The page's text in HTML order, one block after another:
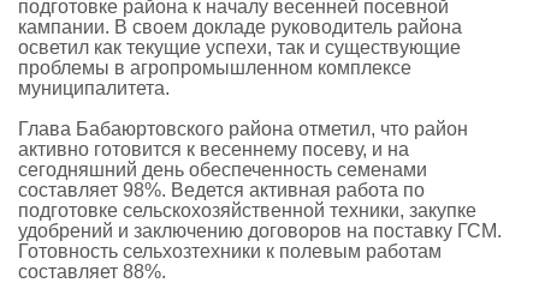
подготовке района к началу весенней посевной
кампании. В своем докладе руководитель района
осветил как текущие успехи, так и существующие
проблемы в агропромышленном комплексе
муниципалитета.
Глава Бабаюртовского района отметил, что район
активно готовится к весеннему посеву, и на
сегодняшний день обеспеченность семенами
составляет 98%. Ведется активная работа по
подготовке сельскохозяйственной техники, закупке
удобрений и заключению договоров на поставку ГСМ.
Готовность сельхозтехники к полевым работам
составляет 88%.